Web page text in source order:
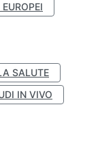
SALUTE
IN VIVO